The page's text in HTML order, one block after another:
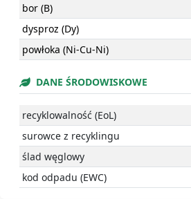
bor (B)
dysproz (Dy)
powłoka (Ni-Cu-Ni)
DANE ŚRODOWISKOWE
recyklowalność (EoL)
surowce z recyklingu
ślad węglowy
kod odpadu (EWC)